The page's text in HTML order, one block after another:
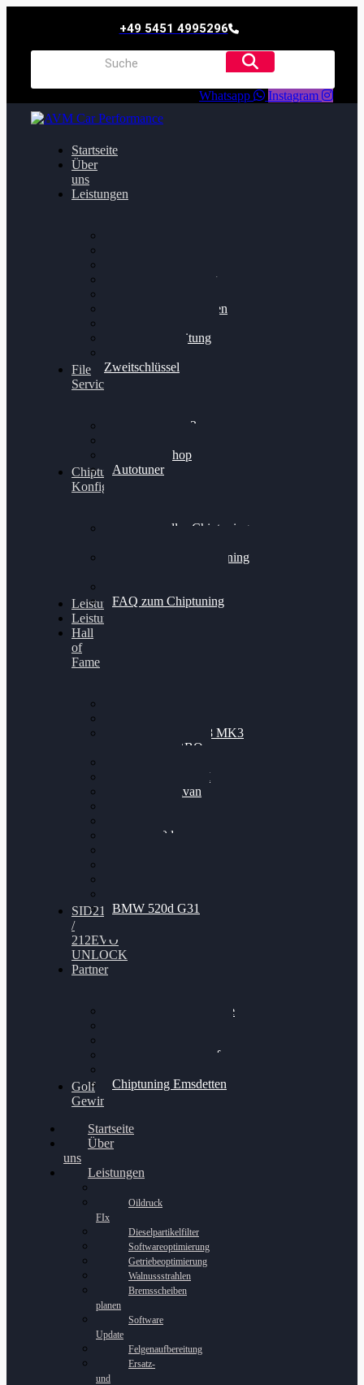
+49 5451 4995296
Whatsapp Instagram
Startseite
Über
uns
Leistungen
Getriebeoptimierung
Bremsscheiben planen
Felgenaufbereitung
Zweitschlüssel
File
Service
Alientech Kess3
Alientech Shop
Autotuner
Chiptuning
Konfigurator
Professionelles Chiptuning
Professionelles Chiptuning
FAQ zum Chiptuning
Leistungsmessung
Leistungsprüfstand
Hall
of
Fame
Nissan GT-R35 3.8 MK3
V6 TWINTURBO
VW Passat 2.0TDI
VW T6 Multivan
BMW 120d
BMW 520d G31
SID212
/
212EVO
UNLOCK
Partner
Bilgenroth Performance
Chiptuning Schüttorf
Chiptuning Emsdetten
Golf
Gewinnspiel
Startseite
Über
uns
Leistungen
Oildruck
FIx
Dieselpartikelfilter
Softwareoptimierung
Getriebeoptimierung
Walnussstrahlen
Bremsscheiben
planen
Software
Update
Felgenaufbereitung
Ersatz-
und